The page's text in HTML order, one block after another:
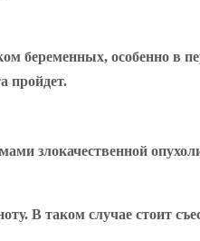
беременных, особенно
пройдет.
злокачественной
В таком случае стоит